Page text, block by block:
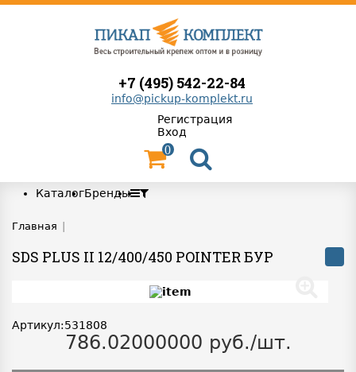
+7 (495) 542-22-84
info@pickup-komplekt.ru
Регистрация
Вход
0
КаталогБренды
Главная
SDS PLUS II 12/400/450 POINTER БУР
Артикул:531808
786.02000000 руб./шт.